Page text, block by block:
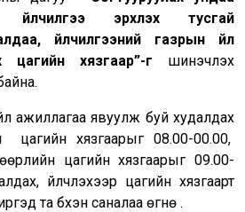
үйлчилгээ эрхлэх тусгай
үйлчилгээний газрын үйл
цагийн хязгаар”-г шинэчлэх
ажиллагаа явуулж буй худалдах
цагийн хязгаарыг 08.00-00.00,
цагийн хязгаарыг 09.00-
үйлчлэхээр цагийн хязгаарт
та бүхэн саналаа өгнө үү.